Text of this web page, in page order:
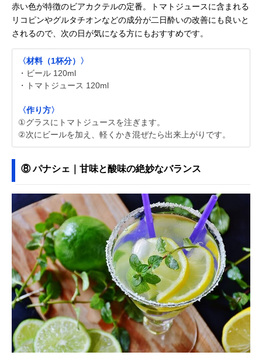
赤い色が特徴のビアカクテルの定番。トマトジュースに含まれる
リコピンやグルタチオンなどの成分が二日酔いの改善にも良いと
されるので、次の日が気になる方にもおすすめです。
〈材料（1杯分）〉
・ビール 120ml
・トマトジュース 120ml
〈作り方〉
①グラスにトマトジュースを注ぎます。
②次にビールを加え、軽くかき混ぜたら出来上がりです。
⑧ パナシェ｜甘味と酸味の絶妙なバランス